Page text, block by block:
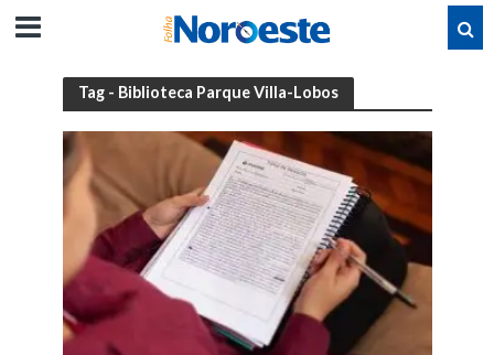
Tag - Biblioteca Parque Villa-Lobos